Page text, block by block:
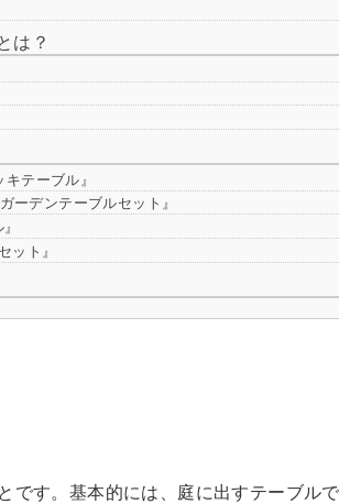
は？
テーブル』
デンテーブルセット』
ット』
す。基本的には、庭に出すテーブル